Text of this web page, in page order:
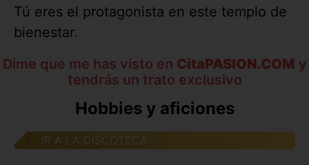
Tú eres el protagonista en este templo de
bienestar.
Dime que me has visto en CitaPASION.COM y
tendrás un trato exclusivo
Hobbies y aficiones
IR A LA DISCOTECA